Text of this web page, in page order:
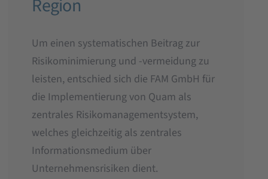
Region
Um einen systematischen Beitrag zur
Risikominimierung und -vermeidung zu
leisten, entschied sich die FAM GmbH für
die Implementierung von Quam als
zentrales Risikomanagementsystem,
welches gleichzeitig als zentrales
Informationsmedium über
Unternehmensrisiken dient.